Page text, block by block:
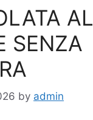
AL
SENZA
by admin